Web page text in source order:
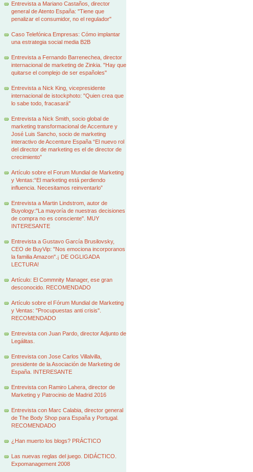
Entrevista a Mariano Castaños, director
general de Atento España: "Tiene que
penalizar el consumidor, no el regulador"
Caso Telefónica Empresas: Cómo implantar
una estrategia social media B2B
Entrevista a Fernando Barrenechea, director
internacional de marketing de Zinkia. "Hay que
quitarse el complejo de ser españoles"
Entrevista a Nick King, vicepresidente
internacional de istockphoto: "Quien crea que
lo sabe todo, fracasará"
Entrevista a Nick Smith, socio global de
marketing transformacional de Accenture y
José Luis Sancho, socio de marketing
interactivo de Accenture España “El nuevo rol
del director de marketing es el de director de
crecimiento”
Artículo sobre el Forum Mundial de Marketing
y Ventas:“El marketing está perdiendo
influencia. Necesitamos reinventarlo”
Entrevista a Martin Lindstrom, autor de
Buyology:"La mayoría de nuestras decisiones
de compra no es consciente". MUY
INTERESANTE
Entrevista a Gustavo García Brusilovsky,
CEO de BuyVip: "Nos emociona incorporanos
la familia Amazon".¡ DE OGLIGADA
LECTURA!
Artículo: El Commnity Manager, ese gran
desconocido. RECOMENDADO
Artículo sobre el Fórum Mundial de Marketing
y Ventas: "Procupuestas anti crisis".
RECOMENDADO
Entrevista con Juan Pardo, director Adjunto de
Legálitas.
Entrevista con Jose Carlos Villalvilla,
presidente de la Asociación de Marketing de
España. INTERESANTE
Entrevista con Ramiro Lahera, director de
Marketing y Patrocinio de Madrid 2016
Entrevista con Marc Calabia, director general
de The Body Shop para España y Portugal.
RECOMENDADO
¿Han muerto los blogs? PRÁCTICO
Las nuevas reglas del juego. DIDÁCTICO.
Expomanagement 2008